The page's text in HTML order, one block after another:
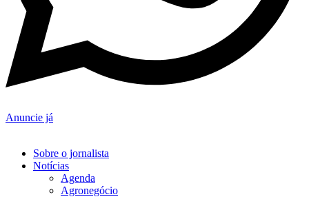
Anuncie já
Sobre o jornalista
Notícias
Agenda
Agronegócio